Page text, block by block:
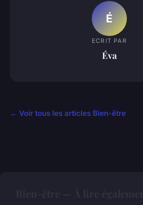
É
ECRIT PAR
Éva
← Voir tous les articles Bien-être